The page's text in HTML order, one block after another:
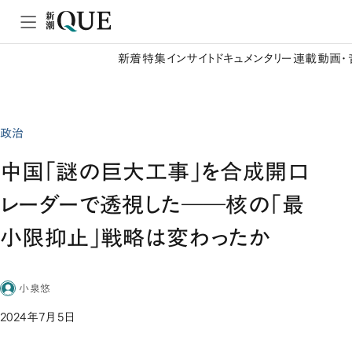
新着特集 インサイト ドキュメンタリー 連載動画
政治
中国「謎の巨大工事」を合成開口
レーダーで透視した――核の「最
小限抑止」戦略は変わったか
小泉悠
2024年7月5日